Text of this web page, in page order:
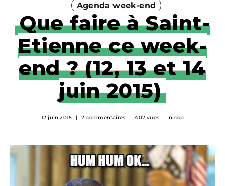
Agenda week-end
Que faire à Saint-
Etienne ce week-
end ? (12, 13 et 14
juin 2015)
12 juin 2015 2 commentaires 402 vues nicop